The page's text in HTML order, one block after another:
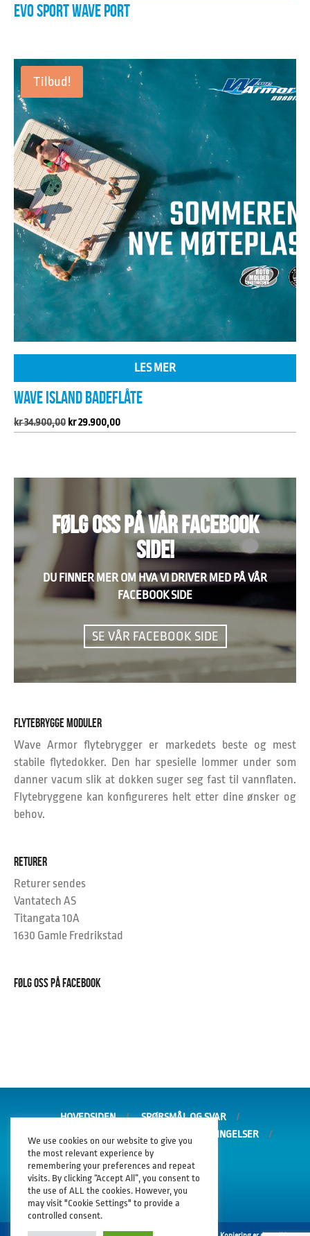
EVO SPORT WAVE PORT
Tilbud!
LES MER
WAVE ISLAND BADEFLÅTE
kr34.900,00 Opprinnelig
kr 34.900,00.
kr29.900,00Nåværende
kr 29.900,00.
FØLG OSS PÅ VÅR FACEBOOK
SIDE!
DU FINNER MER OM HVA VI DRIVER MED PÅ VÅR
FACEBOOK SIDE
SE VÅR FACEBOOK SIDE
FLYTEBRYGGE MODULER
Wave Armor flytebrygger er markedets beste og mest
stabile flytedokker. Den har spesielle lommer under som
danner vacum slik at dokken suger seg fast til vannflaten.
Flytebryggene kan konfigureres helt etter dine ønsker og
behov.
RETURER
Returer sendes
Vantatech AS
Titangata 10A
1630 Gamle Fredrikstad
FØLG OSS PÅ FACEBOOK
HOVEDSIDEN
SPØRSMÅL OG SVAR
GARANTI OG REKLAMASJON
SALGSBETINGELSER
PERSONVERNERKLÆRING
We use cookies on our website to give you
the most relevant experience by
remembering your preferences and repeat
visits. By clicking “Accept All”, you consent to
the use of ALL the cookies. However, you
may visit "Cookie Settings" to provide a
controlled consent.